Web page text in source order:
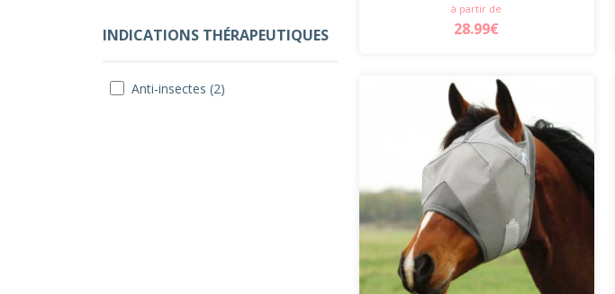
INDICATIONS THÉRAPEUTIQUES
Anti-insectes (2)
à partir de
28.99€